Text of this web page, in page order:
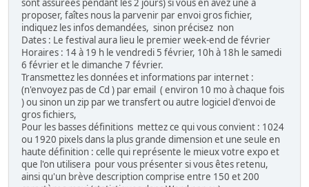
sont assurées pendant les 2 jours) si vous en avez une à
proposer, faîtes nous la parvenir par envoi gros fichier,
indiquez les infos demandées, sinon précisez non
Dates : Le festival aura lieu le premier week-end de février
Horaires : 14 à 19 h le vendredi 5 février, 10h à 18h le samedi
6 février et le dimanche 7 février.
Transmettez les données et informations par internet :
(n'envoyez pas de Cd ) par email ( environ 10 mo à chaque fois
) ou sinon un zip par we transfert ou autre logiciel d'envoi de
gros fichiers,
Pour les basses définitions mettez ce qui vous convient : 1024
ou 1920 pixels dans la plus grande dimension et une seule en
haute définition : celle qui représente le mieux votre expo et
que l'on utilisera pour vous présenter si vous êtes retenu,
ainsi qu'un brève description comprise entre 150 et 200